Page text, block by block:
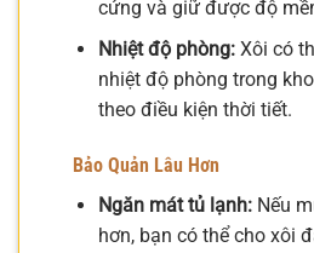
cứng và giữ được độ
Nhiệt độ phòng:Xôi có
nhiệt độ phòng trong
theo điều kiện thời tiết.
Bảo Quản Lâu Hơn
Ngăn mát tủ lạnh:Nếu
hơn, bạn có thể cho xôi